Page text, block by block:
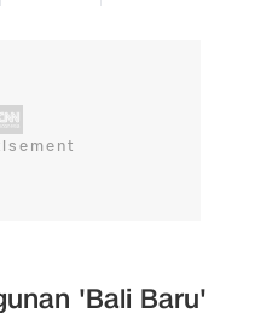
'Bali Baru'